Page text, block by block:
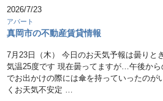
2026/7/23
アパート
真岡市の不動産賃貸情報
7月23日（木） 今日のお天気予報は曇りと
気温25度です 現在曇ってますが…午後か
でお出かけの際には傘を持っていったのが
くお天気不安定 …